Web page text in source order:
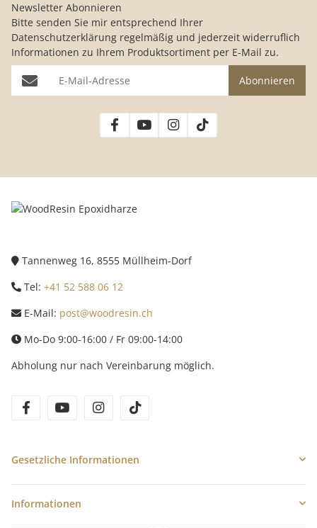
Newsletter Abonnieren
Bitte senden Sie mir entsprechend Ihrer
Datenschutzerklärung regelmäßig und jederzeit widerruflich
Informationen zu Ihrem Produktsortiment per E-Mail zu.
E-Mail-Adresse Abonnieren
Tannenweg 16, 8555 Müllheim-Dorf
Tel: +41 52 588 06 12
E-Mail: post@woodresin.ch
Mo-Do 9:00-16:00 / Fr 09:00-14:00
Abholung nur nach Vereinbarung möglich.
facebookyoutube instagram
Gesetzliche Informationen
Informationen